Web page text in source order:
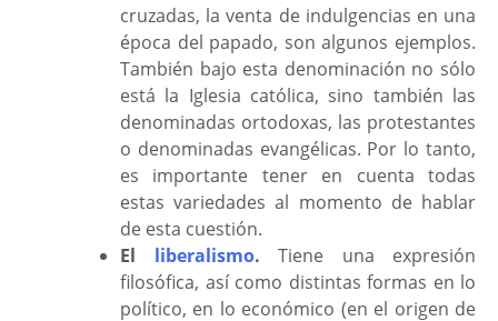
cruzadas, la venta de indulgencias en una
época del papado, son algunos ejemplos.
También bajo esta denominación no sólo
está la Iglesia católica, sino también las
denominadas ortodoxas, las protestantes
o denominadas evangélicas. Por lo tanto,
es importante tener en cuenta todas
estas variedades al momento de hablar
de esta cuestión.
El liberalismo. Tiene una expresión
filosófica, así como distintas formas en lo
político, en lo económico (en el origen de